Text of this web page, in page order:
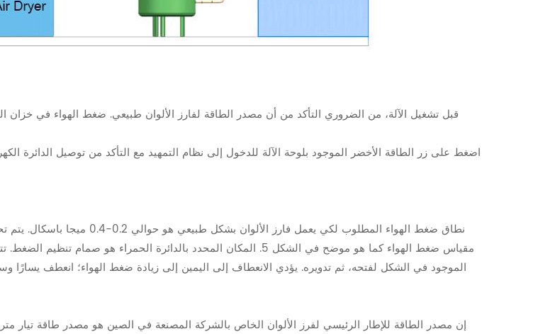
قبل تشغيل الآلة، من الضروري التأكد من أن مصدر الطاقة لفارز الألوان طبيعي. ضغط الهواء في
اضغط على زر الطاقة الأخضر الموجود بلوحة الآلة للدخول إلى نظام التمهيد مع التأكد من توصيل الدائرة
نطاق ضغط الهواء المطلوب لكي
مقياس ضغط الهواء كما هو موضح في الشكل 5. المكان المحدد بالدائرة
الموجود في الشكل لفتحه، ثم تدويره. يؤدي الانعطاف إلى اليمين إلى زيادة ضغط الهواء؛ انعطف